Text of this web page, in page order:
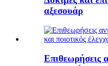
αξεσουάρ
Επιθεωρήσεις